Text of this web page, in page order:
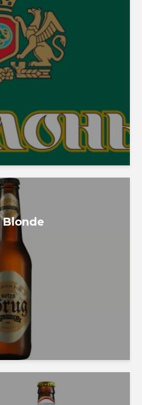
Blonde